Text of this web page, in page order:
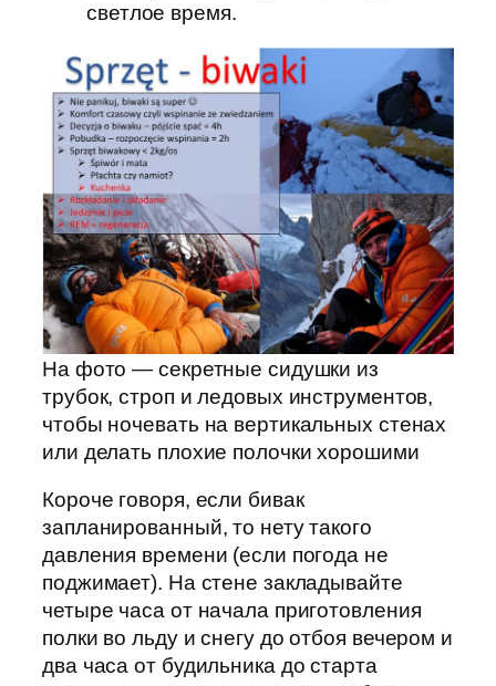
светлое время.
На фото — секретные сидушки из
трубок, строп и ледовых инструментов,
чтобы ночевать на вертикальных стенах
или делать плохие полочки хорошими
Короче говоря, если бивак
запланированный, то нету такого
давления времени (если погода не
поджимает). На стене закладывайте
четыре часа от начала приготовления
полки во льду и снегу до отбоя вечером и
два часа от будильника до старта